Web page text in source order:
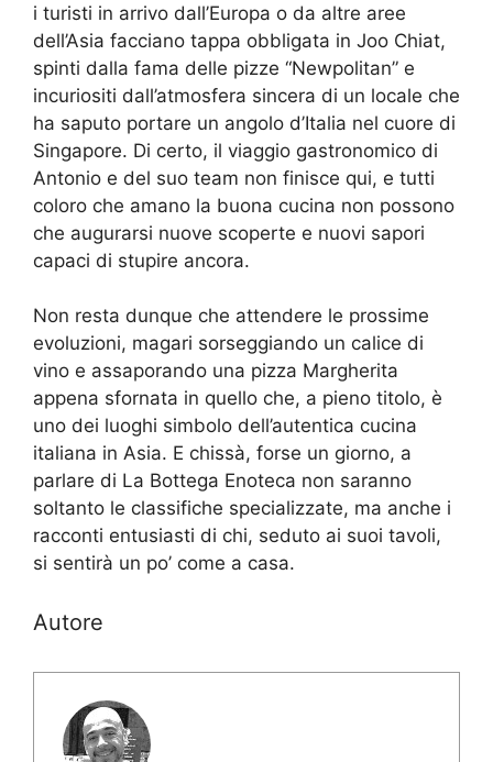
i turisti in arrivo dall’Europa o da altre aree
dell’Asia facciano tappa obbligata in Joo Chiat,
spinti dalla fama delle pizze “Newpolitan” e
incuriositi dall’atmosfera sincera di un locale che
ha saputo portare un angolo d’Italia nel cuore di
Singapore. Di certo, il viaggio gastronomico di
Antonio e del suo team non finisce qui, e tutti
coloro che amano la buona cucina non possono
che augurarsi nuove scoperte e nuovi sapori
capaci di stupire ancora.
Non resta dunque che attendere le prossime
evoluzioni, magari sorseggiando un calice di
vino e assaporando una pizza Margherita
appena sfornata in quello che, a pieno titolo, è
uno dei luoghi simbolo dell’autentica cucina
italiana in Asia. E chissà, forse un giorno, a
parlare di La Bottega Enoteca non saranno
soltanto le classifiche specializzate, ma anche i
racconti entusiasti di chi, seduto ai suoi tavoli,
si sentirà un po’ come a casa.
Autore